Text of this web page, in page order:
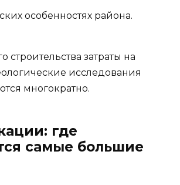
особенностях района.
строительства затраты на
исследования
многократно.
где
самые большие